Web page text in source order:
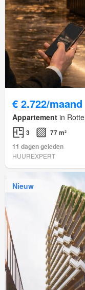
€ 2.722/maand
Appartement in
3
77 m²
11 dagen geleden
HUUREXPERT
Nieuw